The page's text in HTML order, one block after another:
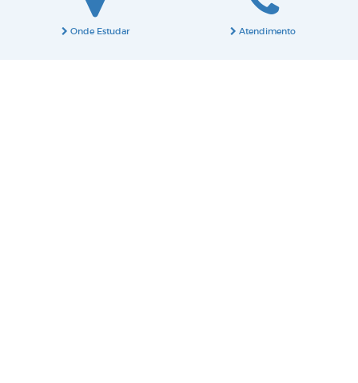
Onde Estudar Atendimento